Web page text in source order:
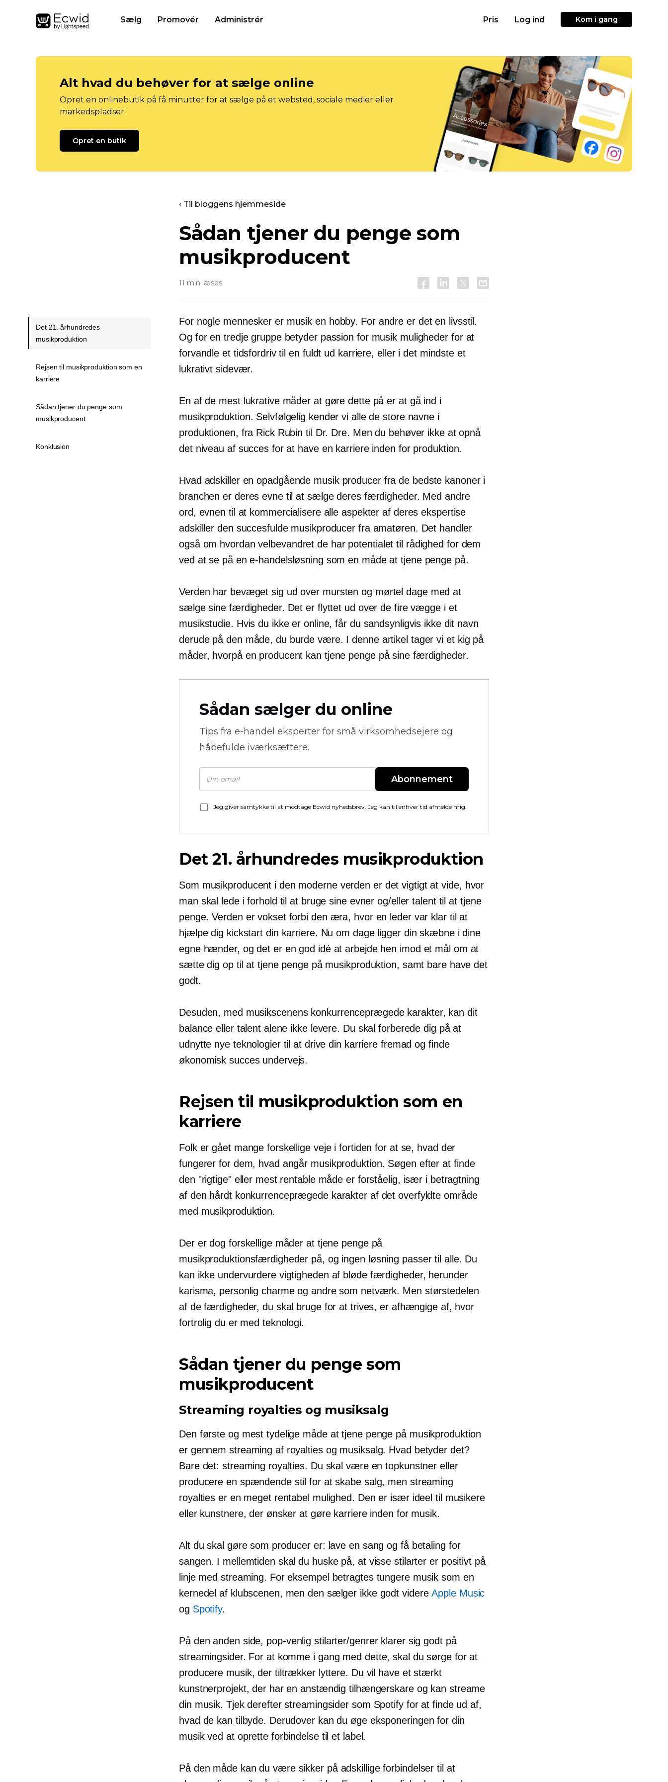
Sælg Promovér Administrér Pris Log ind Kom i gang
Alt hvad du behøver for at sælge online
Opret en onlinebutik på få minutter for at sælge på et websted, sociale medier eller
markedspladser.
Opret en butik
‹ Til bloggens hjemmeside
Sådan tjener du penge som
musikproducent
11 min læses
For nogle mennesker er musik en hobby. For andre er det en livsstil.
Og for en tredje gruppe betyder passion for musik muligheder for at
forvandle et tidsfordriv til en fuldt ud karriere, eller i det mindste et
lukrativt sidevær.
En af de mest lukrative måder at gøre dette på er at gå ind i
musikproduktion. Selvfølgelig kender vi alle de store navne i
produktionen, fra Rick Rubin til Dr. Dre. Men du behøver ikke at opnå
det niveau af succes for at have en karriere inden for produktion.
Hvad adskiller enopadgående musik producer fra de bedste kanoner i
branchen er deres evne til at sælge deres færdigheder. Med andre
ord, evnen til at kommercialisere alle aspekter af deres ekspertise
adskiller den succesfulde musikproducer fra amatøren. Det handler
også om hvordanvelbevandret de har potentialet til rådighed for dem
ved at se på en e-handelsløsning som en måde at tjene penge på.
Verden har bevæget sig ud over mursten og mørtel dage med at
sælge sine færdigheder. Det er flyttet ud over de fire vægge i et
musikstudie. Hvis du ikke er online, får du sandsynligvis ikke dit navn
derude på den måde, du burde være. I denne artikel tager vi et kig på
måder, hvorpå en producent kan tjene penge på sine færdigheder.
Sådan sælger du online
Tips fra e-handel eksperter for små virksomhedsejere og
håbefulde iværksættere.
Abonnement
Jeg giver samtykke til at modtage Ecwid nyhedsbrev. Jeg kan til enhver tid afmelde mig.
Det 21. århundredes musikproduktion
Som musikproducent i den moderne verden er det vigtigt at vide, hvor
man skal lede i forhold til at bruge sine evner og/eller talent til at tjene
penge. Verden er vokset forbi den æra, hvor en leder var klar til at
hjælpe dig kickstart din karriere. Nu om dage ligger din skæbne i dine
egne hænder, og det er en god idé at arbejde hen imod et mål om at
sætte dig op til at tjene penge på musikproduktion, samt bare have det
godt.
Desuden, med musikscenens konkurrenceprægede karakter, kan dit
balance eller talent alene ikke levere. Du skal forberede dig på at
udnytte nye teknologier til at drive din karriere fremad og finde
økonomisk succes undervejs.
Rejsen til musikproduktion som en
karriere
Folk er gået mange forskellige veje i fortiden for at se, hvad der
fungerer for dem, hvad angår musikproduktion. Søgen efter at finde
den "rigtige" eller mest rentable måde er forståelig, især i betragtning
af den hårdt konkurrenceprægede karakter af det overfyldte område
med musikproduktion.
Der er dog forskellige måder at tjene penge på
musikproduktionsfærdigheder på, og ingen løsning passer til alle. Du
kan ikke undervurdere vigtigheden af ​​bløde færdigheder, herunder
karisma, personlig charme og andre som netværk. Men størstedelen
af ​​de færdigheder, du skal bruge for at trives, er afhængige af, hvor
fortrolig du er med teknologi.
Sådan tjener du penge som
musikproducent
Streaming royalties og musiksalg
Den første og mest tydelige måde at tjene penge på musikproduktion
er gennem streaming af royalties og musiksalg. Hvad betyder det?
Bare det: streaming royalties. Du skal være en topkunstner eller
producere en spændende stil for at skabe salg, men streaming
royalties er en meget rentabel mulighed. Den er især ideel til musikere
eller kunstnere, der ønsker at gøre karriere inden for musik.
Alt du skal gøre som producer er: lave en sang og få betaling for
sangen. I mellemtiden skal du huske på, at visse stilarter er positivt på
linje med streaming. For eksempel betragtes tungere musik som en
kernedel af klubscenen, men den sælger ikke godt videreApple Music
og Spotify.
På den anden side, pop-venlig stilarter/genrer klarer sig godt på
streamingsider. For at komme i gang med dette, skal du sørge for at
producere musik, der tiltrækker lyttere. Du vil have et stærkt
kunstnerprojekt, der har en anstændig tilhængerskare og kan streame
din musik. Tjek derefter streamingsider som Spotify for at finde ud af,
hvad de kan tilbyde. Derudover kan du øge eksponeringen for din
musik ved at oprette forbindelse til et label.
På den måde kan du være sikker på adskillige forbindelser til at
Det 21. århundredes
musikproduktion
Rejsen til musikproduktion som en
karriere
Sådan tjener du penge som
musikproducent
Konklusion